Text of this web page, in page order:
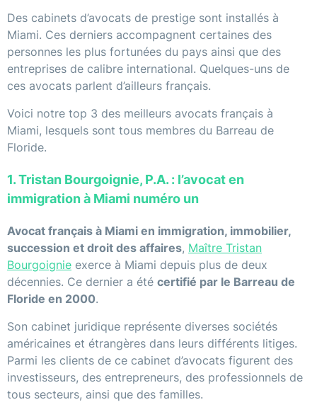
Des cabinets d’avocats de prestige sont installés à
Miami. Ces derniers accompagnent certaines des
personnes les plus fortunées du pays ainsi que des
entreprises de calibre international. Quelques-uns de
ces avocats parlent d’ailleurs français.
Voici notre top 3 des meilleurs avocats français à
Miami, lesquels sont tous membres du Barreau de
Floride.
1. Tristan Bourgoignie, P.A. : l’avocat en
immigration à Miami numéro un
Avocat français à Miami en immigration, immobilier,
succession et droit des affaires, Maître Tristan
Bourgoignie exerce à Miami depuis plus de deux
décennies. Ce dernier a été certifié par le Barreau de
Floride en 2000.
Son cabinet juridique représente diverses sociétés
américaines et étrangères dans leurs différents litiges.
Parmi les clients de ce cabinet d’avocats figurent des
investisseurs, des entrepreneurs, des professionnels de
tous secteurs, ainsi que des familles.